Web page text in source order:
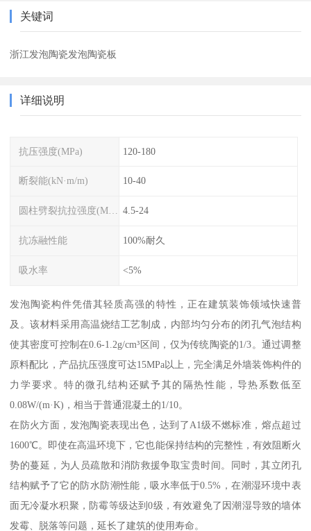
关键词
浙江发泡陶瓷发泡陶瓷板
详细说明
抗压强度(MPa) 120-180
断裂能(kN·m/m) 10-40
圆柱劈裂抗拉强度(MPa) 4.5-24
抗冻融性能 100%耐久
吸水率 <5%
发泡陶瓷构件凭借其轻质高强的特性，正在建筑装饰领域快速普
及。该材料采用高温烧结工艺制成，内部均匀分布的闭孔气泡结构
使其密度可控制在0.6-1.2g/cm³区间，仅为传统陶瓷的1/3。通过调整
原料配比，产品抗压强度可达15MPa以上，完全满足外墙装饰构件的
力学要求。特的微孔结构还赋予其的隔热性能，导热系数低至
0.08W/(m·K)，相当于普通混凝土的1/10。
在防火方面，发泡陶瓷表现出色，达到了A1级不燃标准，熔点超过
1600℃。即使在高温环境下，它也能保持结构的完整性，有效阻断火
势的蔓延，为人员疏散和消防救援争取宝贵时间。同时，其立闭孔
结构赋予了它的防水防潮性能，吸水率低于0.5%，在潮湿环境中表
面无冷凝水积聚，防霉等级达到0级，有效避免了因潮湿导致的墙体
发霉、脱落等问题，延长了建筑的使用寿命。